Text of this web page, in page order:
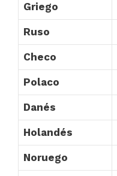
Griego
Ruso
Checo
Polaco
Danés
Holandés
Noruego